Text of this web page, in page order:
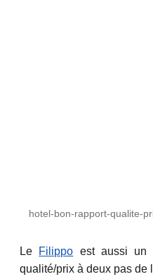
hotel-bon-rapport-qualite-
Le Filippo est aussi un
qualité/prix à deux pas de